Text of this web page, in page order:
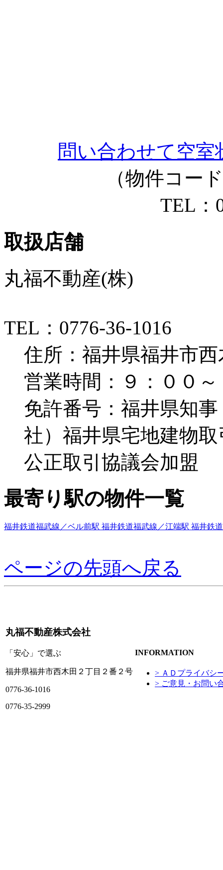
問い合わせて空
（物件コー
TEL：
取扱店舗
丸福不動産(株)
TEL：0776-36-1016
住所：福井県福井市西
営業時間：９：００
免許番号：福井県知
社）福井県宅地建物
公正取引協議会加盟
最寄り駅の物件一覧
福井鉄道福武線／ベル前駅 福井鉄道福武線／江端駅 福井鉄
ページの先頭へ戻る
丸福不動産株式会社
「安心」で選ぶ
福井県福井市西木田２丁目２番２号
0776-36-1016
0776-35-2999
INFORMATION
> ＡＤプライバシ
> ご意見・お問い